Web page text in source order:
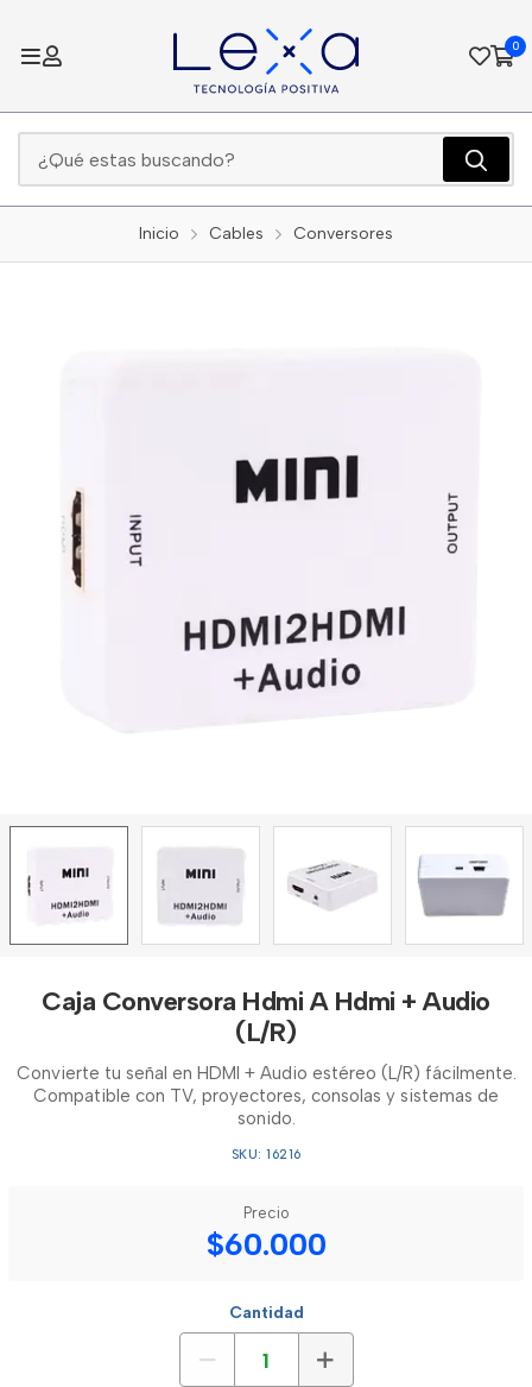
0
Inicio Cables Conversores
Caja Conversora Hdmi A Hdmi + Audio
(L/R)
Convierte tu señal en HDMI + Audio estéreo (L/R) fácilmente.
Compatible con TV, proyectores, consolas y sistemas de
sonido.
SKU: 16216
Precio
$60.000
Cantidad